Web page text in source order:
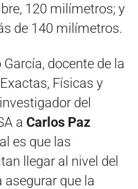
120 milímetros; y
de 140 milímetros.
docente de la
Físicas y
del
a Carlos Paz
es que las
llegar al nivel del
asegurar que la